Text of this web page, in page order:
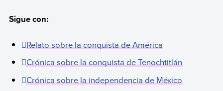
Sigue con:
Relato sobre la conquista de América
Crónica sobre la conquista de Tenochtitlán
Crónica sobre la independencia de México